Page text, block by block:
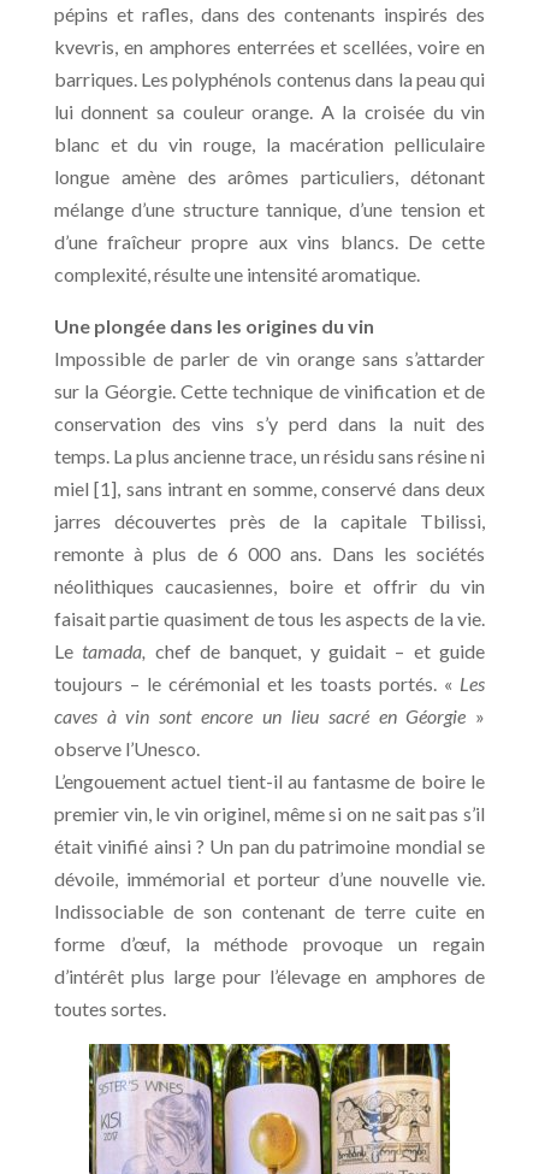
pépins et rafles, dans des contenants inspirés des
kvevris, en amphores enterrées et scellées, voire en
barriques. Les polyphénols contenus dans la peau qui
lui donnent sa couleur orange. A la croisée du vin
blanc et du vin rouge, la macération pelliculaire
longue amène des arômes particuliers, détonant
mélange d’une structure tannique, d’une tension et
d’une fraîcheur propre aux vins blancs. De cette
complexité, résulte une intensité aromatique.
Une plongée dans les origines du vin
Impossible de parler de vin orange sans s’attarder
sur la Géorgie. Cette technique de vinification et de
conservation des vins s’y perd dans la nuit des
temps. La plus ancienne trace, un résidu sans résine ni
miel [1], sans intrant en somme, conservé dans deux
jarres découvertes près de la capitale Tbilissi,
remonte à plus de 6 000 ans. Dans les sociétés
néolithiques caucasiennes, boire et offrir du vin
faisait partie quasiment de tous les aspects de la vie.
Letamada, chef de banquet, y guidait – et guide
toujours – le cérémonial et les toasts portés. « Les
caves à vin sont encore un lieu sacré en Géorgie »
observe l’Unesco.
L’engouement actuel tient-il au fantasme de boire le
premier vin, le vin originel, même si on ne sait pas s’il
était vinifié ainsi ? Un pan du patrimoine mondial se
dévoile, immémorial et porteur d’une nouvelle vie.
Indissociable de son contenant de terre cuite en
forme d’œuf, la méthode provoque un regain
d’intérêt plus large pour l’élevage en amphores de
toutes sortes.